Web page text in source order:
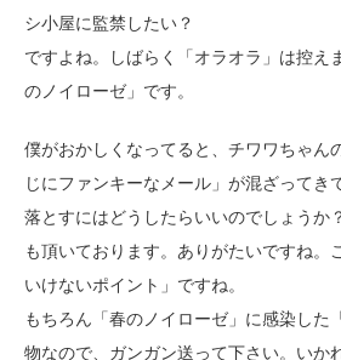
シ小屋に監禁したい？
ですよね。しばらく「オラオラ」は控え
のノイローゼ」です。
僕がおかしくなってると、チワワちゃん
じにファンキーなメール」が混ざってき
落とすにはどうしたらいいのでしょうか
も頂いております。ありがたいですね。
いけないポイント」ですね。
もちろん「春のノイローゼ」に感染した
物なので、ガンガン送って下さい。いか